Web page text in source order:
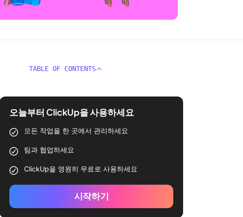
TABLE OF CONTENTS
오늘부터 ClickUp을 사용하세요
모든 작업을 한 곳에서 관리하세요
팀과 협업하세요
ClickUp을 영원히 무료로 사용하세요
시작하기